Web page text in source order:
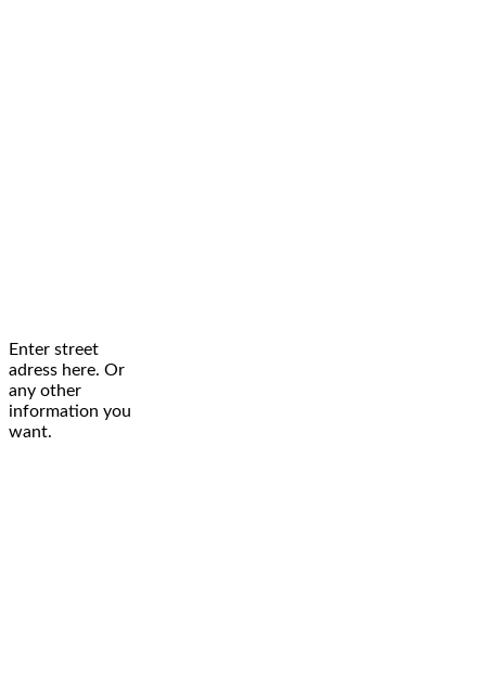
Enter street
adress here. Or
any other
information you
want.